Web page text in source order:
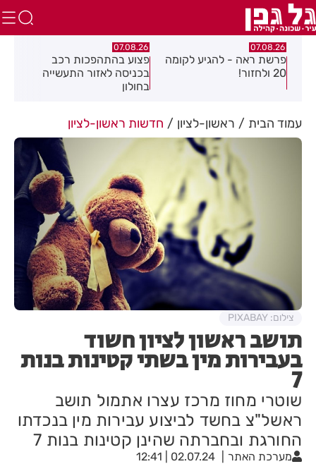
07.08.26
פרשת ראה - להגיע לקומה
20 ולחזור!
07.08.26
פצוע בהתהפכות רכב
בכניסה לאזור התעשייה
בחולון
עמוד הבית ראשון-לציון חדשות ראשון-לציון
תושב ראשון לציון חשוד
בעבירות מין בשתי קטינות בנות
7
שוטרי מחוז מרכז עצרו אתמול תושב
ראשל"צ בחשד לביצוע עבירות מין בנכדתו
החורגת ובחברתה שהינן קטינות בנות 7
מערכת האתר 02.07.24 | 12:41
צילום: PIXABAY